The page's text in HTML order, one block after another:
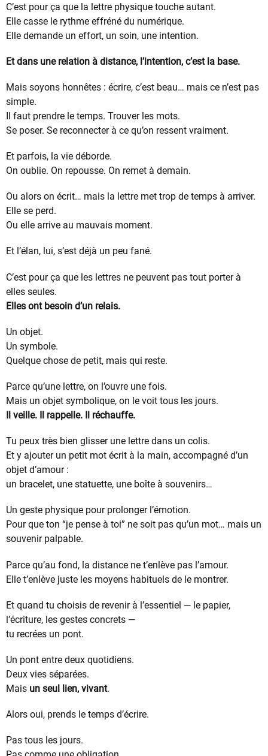
C’est pour ça que la lettre physique touche autant.
Elle casse le rythme effréné du numérique.
Elle demande un effort, un soin, une intention.
Et dans une relation à distance, l’intention, c’est la base.
Mais soyons honnêtes : écrire, c’est beau… mais ce n’est pas
simple.
Il faut prendre le temps. Trouver les mots.
Se poser. Se reconnecter à ce qu’on ressent vraiment.
Et parfois, la vie déborde.
On oublie. On repousse. On remet à demain.
Ou alors on écrit… mais la lettre met trop de temps à arriver.
Elle se perd.
Ou elle arrive au mauvais moment.
Et l’élan, lui, s’est déjà un peu fané.
C’est pour ça que les lettres ne peuvent pas tout porter à
elles seules.
Elles ont besoin d’un relais.
Un objet.
Un symbole.
Quelque chose de petit, mais qui reste.
Parce qu’une lettre, on l’ouvre une fois.
Mais un objet symbolique, on le voit tous les jours.
Il veille. Il rappelle. Il réchauffe.
Tu peux très bien glisser une lettre dans un colis.
Et y ajouter un petit mot écrit à la main, accompagné d’un
objet d’amour :
un bracelet, une statuette, une boîte à souvenirs…
Un geste physique pour prolonger l’émotion.
Pour que ton “je pense à toi” ne soit pas qu’un mot… mais un
souvenir palpable.
Parce qu’au fond, la distance ne t’enlève pas l’amour.
Elle t’enlève juste les moyens habituels de le montrer.
Et quand tu choisis de revenir à l’essentiel — le papier,
l’écriture, les gestes concrets —
tu recrées un pont.
Un pont entre deux quotidiens.
Deux vies séparées.
Mais un seul lien, vivant.
Alors oui, prends le temps d’écrire.
Pas tous les jours.